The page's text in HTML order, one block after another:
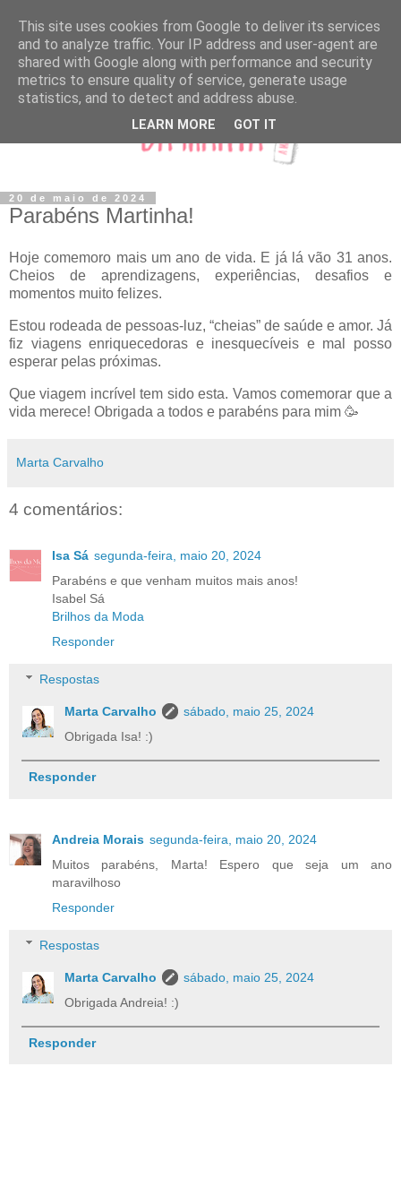
20 de maio de 2024
Parabéns Martinha!
Hoje comemoro mais um ano de vida. E já lá vão 31 anos.
Cheios de aprendizagens, experiências, desafios e
momentos muito felizes.
Estou rodeada de pessoas-luz, “cheias” de saúde e amor. Já
fiz viagens enriquecedoras e inesquecíveis e mal posso
esperar pelas próximas.
Que viagem incrível tem sido esta. Vamos comemorar que a
vida merece! Obrigada a todos e parabéns para mim 🥳
Marta Carvalho
4 comentários:
Isa Sá segunda-feira, maio 20, 2024
Parabéns e que venham muitos mais anos!
Isabel Sá
Brilhos da Moda
Responder
Respostas
Marta Carvalho
sábado, maio 25, 2024
Obrigada Isa! :)
Responder
Andreia Morais segunda-feira, maio 20, 2024
Muitos parabéns, Marta! Espero que seja um ano
maravilhoso
Responder
Respostas
Marta Carvalho
sábado, maio 25, 2024
Obrigada Andreia! :)
Responder
This site uses cookies from Google to deliver its services
and to analyze traffic. Your IP address and user-agent are
shared with Google along with performance and security
metrics to ensure quality of service, generate usage
statistics, and to detect and address abuse.
LEARN MORE GOT IT